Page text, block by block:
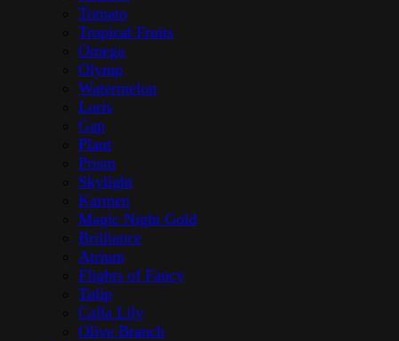
Tomato
Tropical Fruits
Omega
Olymp
Watermelon
Loris
Gap
Plant
Prism
Skylight
Karmen
Magic Night Gold
Brilliance
Atrium
Flights of Fancy
Tulip
Calla Lily
Olive Branch